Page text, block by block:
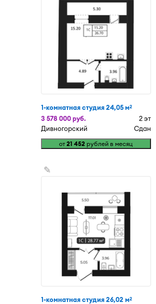
1-комнатная студия 24,05 м2
3 578 000 руб.
2 эт
Дивногорский
Сдан
от21 452 рублей в месяц
✎
1-комнатная студия 26,02 м2